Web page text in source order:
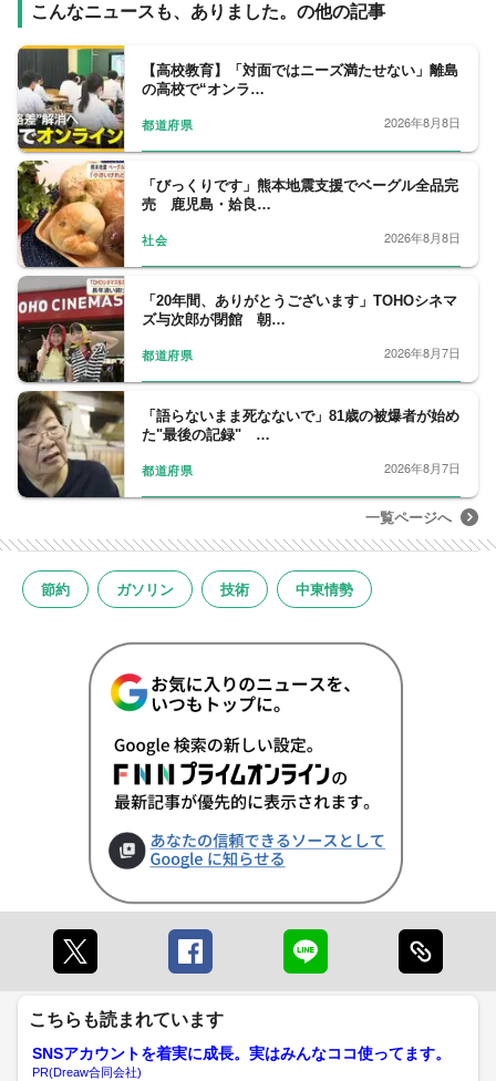
こんなニュースも、ありました。の他の記事
【高校教育】「対面ではニーズ満たせない」離島
の高校で“オンラ…
都道府県 2026年8月8日
「びっくりです」熊本地震支援でベーグル全品完
売 鹿児島・姶良…
社会 2026年8月8日
「20年間、ありがとうございます」TOHOシネマ
ズ与次郎が閉館 朝…
都道府県 2026年8月7日
「語らないまま死なないで」81歳の被爆者が始め
た"最後の記録" …
都道府県 2026年8月7日
一覧ページへ
節約 ガソリン 技術 中東情勢
こちらも読まれています
SNSアカウントを着実に成長。実はみんなココ使ってます。
PR(Dreaw合同会社)